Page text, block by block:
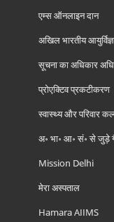
एम्स ऑनलाइन दान
अखिल भारतीय
सूचना का अधिकार
प्रोएक्टिव प्रकटीकरण
स्वास्थ्य और परिवार
अ॰ भा॰ आ॰ सं॰ से जुड़े
Mission Delhi
मेरा अस्पताल
Hamara AIIMS